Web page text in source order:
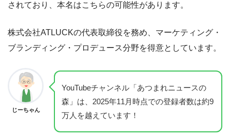
されており、本名はこちらの可能性があります。
株式会社ATLUCKの代表取締役を務め、マーケティング・
ブランディング・プロデュース分野を得意としています。
じーちゃん
YouTubeチャンネル「あつまれニュースの
森」は、2025年11月時点での登録者数は約9
万人を越えています！